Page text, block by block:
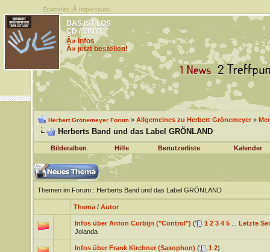
Startseite |Â Impressum
DAS IST LOS
CD / VINYL
Â» Infos
Â» jetzt bestellen!
Herbert Grönemeyer Forum» Allgemeines zu Herbert Grönemeyer»
Herberts Band und das Label GRÖNLAND
Bilderalben Hilfe Benutzerliste Kalender
Themen im Forum: Herberts Band und das Label GRÖNLAND
Thema/ Autor
Infos über Anton Corbijn ("Control") ( 1 2 3 4 5... Letzte
Jolanda
Infos über Frank Kirchner (Saxophon) ( 1 2)